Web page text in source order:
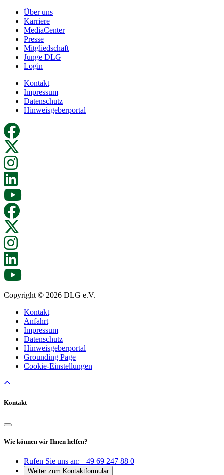
Über uns
Karriere
MediaCenter
Presse
Mitgliedschaft
Junge DLG
Login
Kontakt
Impressum
Datenschutz
Hinweisgeberportal
Copyright © 2026 DLG e.V.
Kontakt
Anfahrt
Impressum
Datenschutz
Hinweisgeberportal
Grounding Page
Cookie-Einstellungen
Kontakt
Wie können wir Ihnen helfen?
Rufen Sie uns an: +49 69 247 88 0